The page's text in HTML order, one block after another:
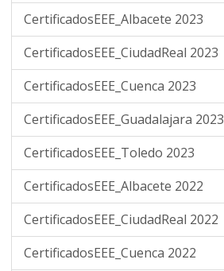
CertificadosEEE_Albacete 2023
CertificadosEEE_CiudadReal 2023
CertificadosEEE_Cuenca 2023
CertificadosEEE_Guadalajara 2023
CertificadosEEE_Toledo 2023
CertificadosEEE_Albacete 2022
CertificadosEEE_CiudadReal 2022
CertificadosEEE_Cuenca 2022